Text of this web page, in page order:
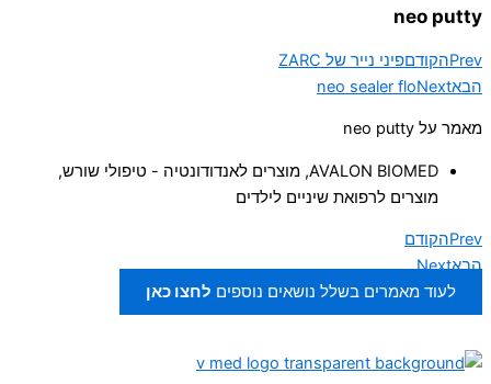
neo putty
Prevהקודםפיני נייר של ZARC
הבא
neo sealer floNext
מאמר על neo putty
AVALON BIOMED
, מוצרים לאנדודונטיה - טיפולי שורש,
מוצרים לרפואת שיניים לילדים
Prevהקודם
הבאNext
לעוד מאמרים בשלל נושאים נוספים לחצו כאן